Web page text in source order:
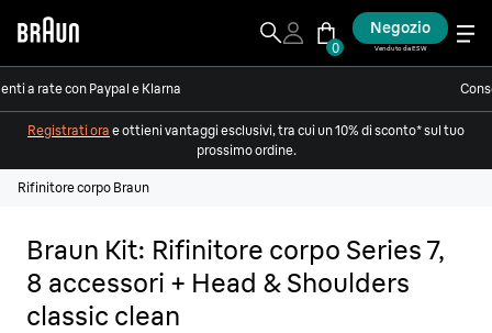
0
Negozio
Venduto da ESW
a rate con Paypal e Klarna
Registrati ora e ottieni vantaggi esclusivi, tra cui un 10% di sconto* sul tuo
prossimo ordine.
Rifinitore corpo Braun
Braun Kit: Rifinitore corpo Series 7,
8 accessori + Head & Shoulders
classic clean